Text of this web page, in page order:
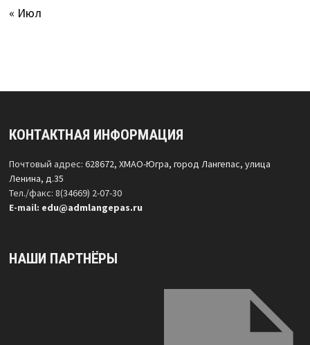
« Июл
КОНТАКТНАЯ ИНФОРМАЦИЯ
Почтовый адрес: 628672, ХМАО-Югра, город Лангепас, улица
Ленина, д.35
Тел./факс: 8(34669) 2-07-30
Е-mail: edu@admlangepas.ru
НАШИ ПАРТНЁРЫ